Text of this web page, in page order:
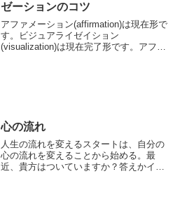
ゼーションのコツ
アファメーション(affirmation)は現在形で
す。ビジュアライゼイション
(visualization)は現在完了形です。アファ
心の流れ
人生の流れを変えるスタートは、自分の
心の流れを変えることから始める。最
近、貴方はついていますか？答えかイエ